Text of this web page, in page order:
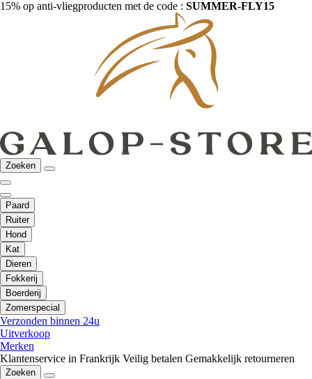
15% op anti-vliegproducten met de code : SUMMER-FLY15
Zoeken
Paard
Ruiter
Hond
Kat
Dieren
Fokkerij
Boerderij
Zomerspecial
Verzonden binnen 24u
Uitverkoop
Merken
Klantenservice in Frankrijk Veilig betalen Gemakkelijk retourneren
Zoeken